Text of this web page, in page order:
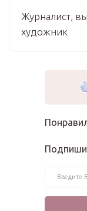
Журналист,
художник